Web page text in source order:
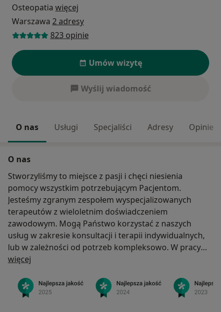
Osteopatia więcej
Warszawa 2 adresy
823 opinie
Umów wizytę
Wyślij wiadomość
O nas Usługi Specjaliści Adresy Opinie
O nas
Stworzyliśmy to miejsce z pasji i chęci niesienia
pomocy wszystkim potrzebującym Pacjentom.
Jesteśmy zgranym zespołem wyspecjalizowanych
terapeutów z wieloletnim doświadczeniem
zawodowym. Mogą Państwo korzystać z naszych
usług w zakresie konsultacji i terapii indywidualnych,
lub w zależności od potrzeb kompleksowo. W pracy
wyróżnia nas rzetelność, poszanowanie prywatności
starań, by czuli się Państwo zaopiekowani, a tym z
Państwa, którzy obdarzyli nas zaufaniem dziękujemy.
więcej